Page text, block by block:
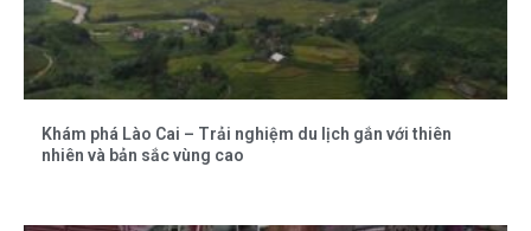
Khám phá Lào Cai – Trải nghiệm du lịch gắn với thiên
nhiên và bản sắc vùng cao